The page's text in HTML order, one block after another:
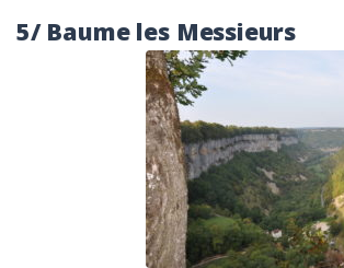
5/ Baume les Messieurs